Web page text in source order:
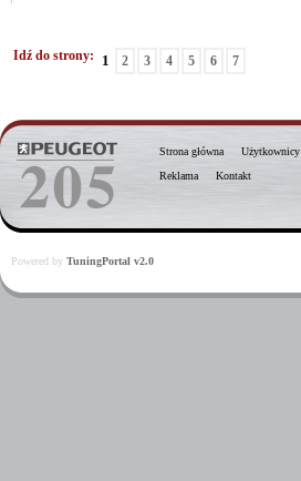
Idź do strony: 1 2 3 4 5 6 7
Strona główna Użytkownicy
Reklama
Kontakt
Powered by TuningPortal v2.0